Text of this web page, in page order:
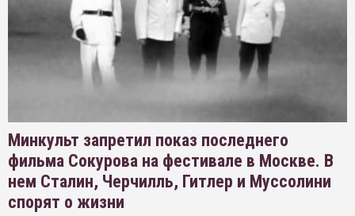
Минкульт запретил показ последнего
фильма Сокурова на фестивале в Москве. В
нем Сталин, Черчилль, Гитлер и Муссолини
спорят о жизни